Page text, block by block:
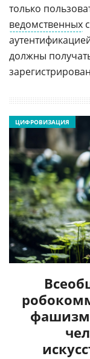
только
ведомственных
должны
ЦИФРОВИЗАЦИЯ